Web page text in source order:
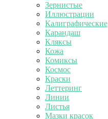
Зернистые
Иллюстрации
Калиграфические
Карандаш
Кляксы
Кожа
Комиксы
Космос
Краски
Леттеринг
Линии
Листья
Мазки красок